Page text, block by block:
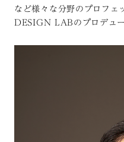
など様々な分野のプロフ
DESIGN LABのプロデュー